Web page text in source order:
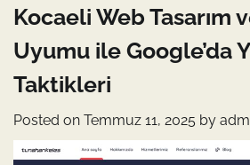
Kocaeli Web Tasarım
Uyumu ile Google’da
Taktikleri
Posted on Temmuz 11, 2025 by